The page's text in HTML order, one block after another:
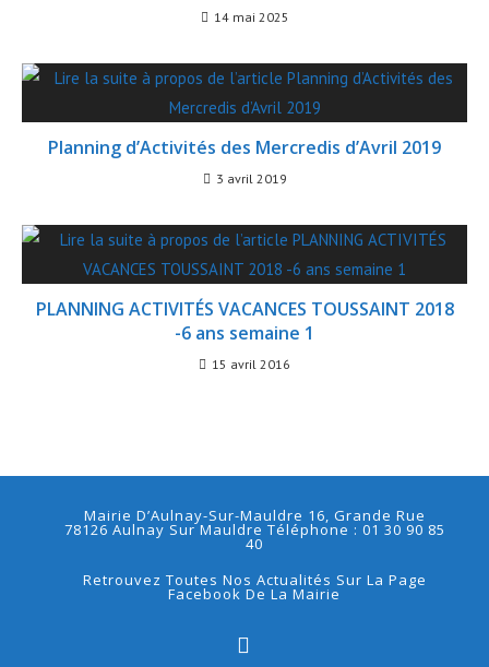
14 mai 2025
Planning d’Activités des Mercredis d’Avril 2019
3 avril 2019
PLANNING ACTIVITÉS VACANCES TOUSSAINT 2018
-6 ans semaine 1
15 avril 2016
Mairie D’Aulnay-Sur-Mauldre 16, Grande Rue
78126 Aulnay Sur Mauldre Téléphone : 01 30 90 85
40
Retrouvez Toutes Nos Actualités Sur La Page
Facebook De La Mairie